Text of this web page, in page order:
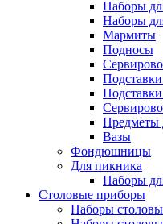
Наборы
Наборы
Мармиты
Подносы
Предметы
Вазы
Фондюшницы
Для пикника
Наборы
Столовые приборы
Наборы